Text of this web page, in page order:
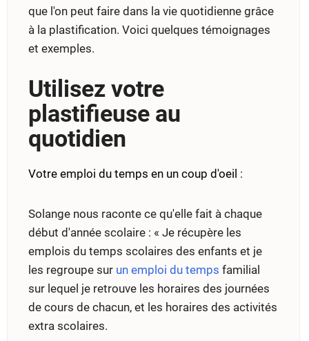
que l'on peut faire dans la vie quotidienne grâce
à la plastification. Voici quelques témoignages
et exemples.
Utilisez votre
plastifieuse au
quotidien
Votre emploi du temps en un coup d'oeil :
Solange nous raconte ce qu'elle fait à chaque
début d'année scolaire : « Je récupère les
emplois du temps scolaires des enfants et je
les regroupe sur un emploi du temps familial
sur lequel je retrouve les horaires des journées
de cours de chacun, et les horaires des activités
extra scolaires.